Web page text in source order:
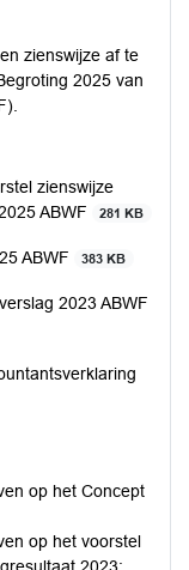
zienswijze af te
2025 van
zienswijze
ABWF
281 KB
ABWF 383 KB
2023 ABWF
op het Concept
op het voorstel